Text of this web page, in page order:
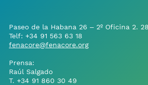
Paseo de la Habana 26 – 2º Oficina 2.
Telf: +34 91 563 63 18
fenacore@fenacore.org
Prensa:
Raúl Salgado
T. +34 91 860 30 49